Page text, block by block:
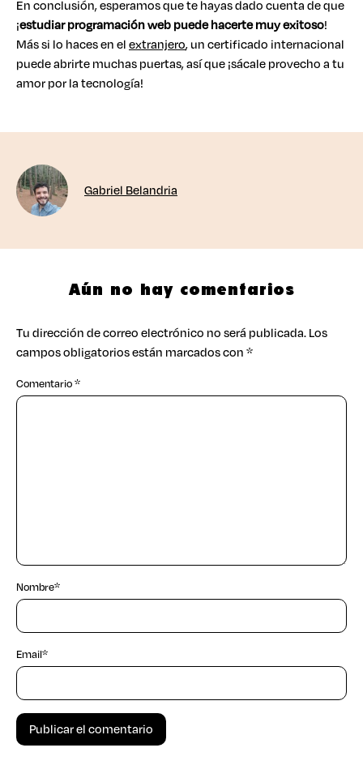
En conclusión, esperamos que te hayas dado cuenta de que
¡estudiar programación webpuede hacerte muy exitoso!
Más si lo haces en elextranjero, un certificado internacional
puede abrirte muchas puertas, así que ¡sácale provecho a tu
amor por la tecnología!
Gabriel Belandria
Aún no hay comentarios
Tu dirección de correo electrónico no será publicada.Los
campos obligatorios están marcados con*
Comentario*
Nombre*
Email*